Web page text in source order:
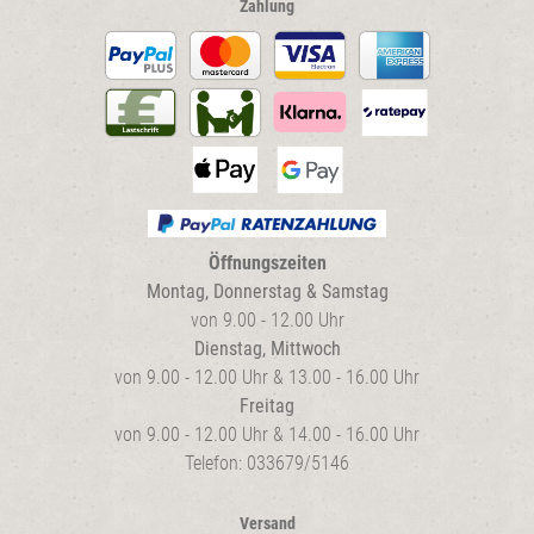
Zahlung
Öffnungszeiten
Montag, Donnerstag & Samstag
von 9.00 - 12.00 Uhr
Dienstag, Mittwoch
von 9.00 - 12.00 Uhr & 13.00 - 16.00 Uhr
Freitag
von 9.00 - 12.00 Uhr & 14.00 - 16.00 Uhr
Telefon: 033679/5146
Versand